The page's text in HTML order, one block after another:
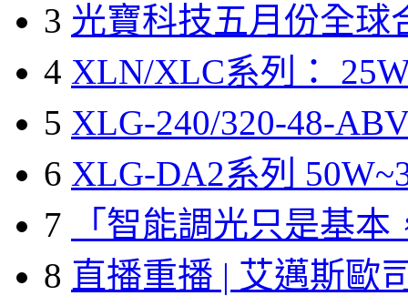
3 光寶科技五月份全球
4 XLN/XLC系列：
5 XLG-240/320-48-
6 XLG-DA2系列
7
「智能調光只是基本
8 直播重播 | 艾邁斯歐